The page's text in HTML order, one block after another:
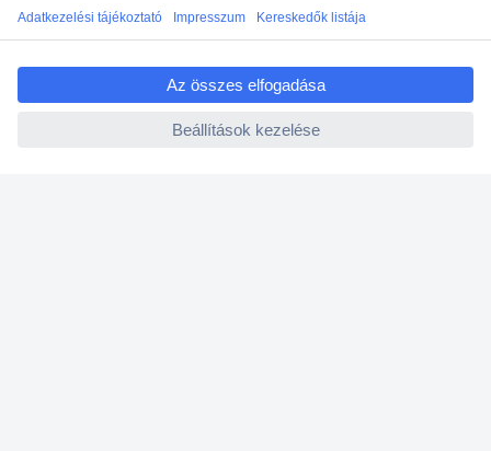
Ajánlatkérés (RFQ)
Vevőszolgálat
ccp.user.init.failed.titl
e
ccp.user.init.failed